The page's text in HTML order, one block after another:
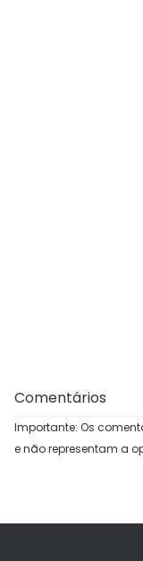
Comentários
Importante: Os
e não representam a